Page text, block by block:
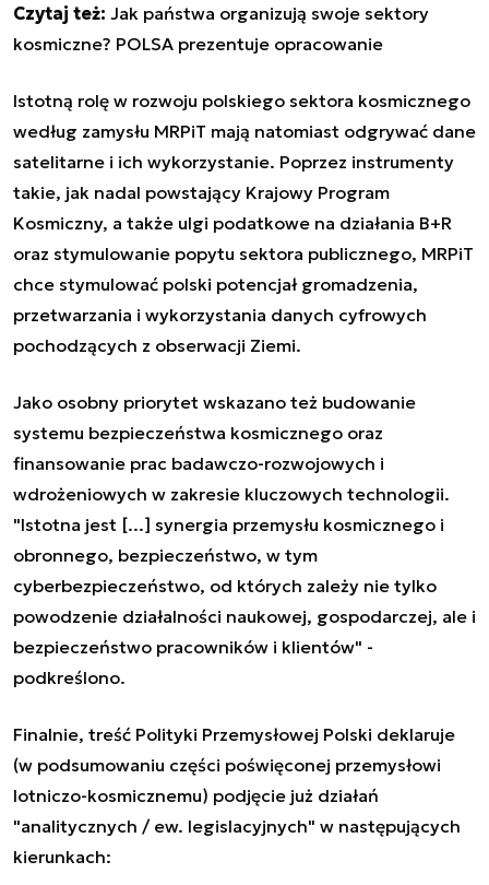
Czytaj też: Jak państwa organizują swoje sektory
kosmiczne? POLSA prezentuje opracowanie
Istotną rolę w rozwoju polskiego sektora kosmicznego
według zamysłu MRPiT mają natomiast odgrywać dane
satelitarne i ich wykorzystanie. Poprzez instrumenty
takie, jak nadal powstający Krajowy Program
Kosmiczny, a także ulgi podatkowe na działania B+R
oraz stymulowanie popytu sektora publicznego, MRPiT
chce stymulować polski potencjał gromadzenia,
przetwarzania i wykorzystania danych cyfrowych
pochodzących z obserwacji Ziemi.
Jako osobny priorytet wskazano też budowanie
systemu bezpieczeństwa kosmicznego oraz
finansowanie prac badawczo-rozwojowych i
wdrożeniowych w zakresie kluczowych technologii.
"Istotna jest [...] synergia przemysłu kosmicznego i
obronnego, bezpieczeństwo, w tym
cyberbezpieczeństwo, od których zależy nie tylko
powodzenie działalności naukowej, gospodarczej, ale i
bezpieczeństwo pracowników i klientów" -
podkreślono.
Finalnie, treść Polityki Przemysłowej Polski deklaruje
(w podsumowaniu części poświęconej przemysłowi
lotniczo-kosmicznemu) podjęcie już działań
"analitycznych / ew. legislacyjnych" w następujących
kierunkach: